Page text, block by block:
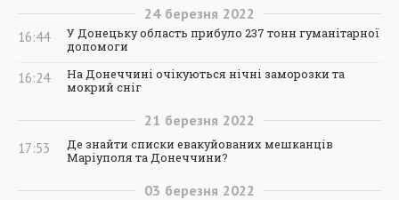
24 березня 2022
16:44
У Донецьку область прибуло 237 тонн гуманітарної
допомоги
16:24
На Донеччині очікуються нічні заморозки та
мокрий сніг
21 березня 2022
17:53
Де знайти списки евакуйованих мешканців
Маріуполя та Донеччини?
03 березня 2022